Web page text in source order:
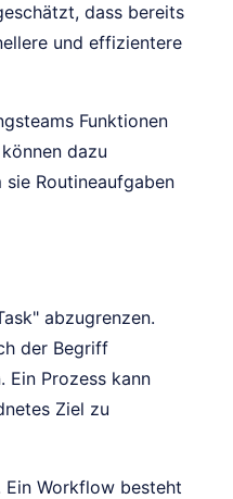
dass bereits
und effizientere
Funktionen
dazu
Routineaufgaben
abzugrenzen.
der Begriff
Ein Prozess kann
Ziel zu
Ein Workflow besteht